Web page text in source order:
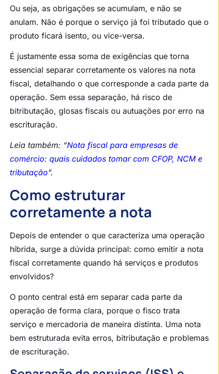
Ou seja, as obrigações se acumulam, e não se
anulam. Não é porque o serviço já foi tributado que o
produto ficará isento, ou vice-versa.
É justamente essa soma de exigências que torna
essencial separar corretamente os valores na nota
fiscal, detalhando o que corresponde a cada parte da
operação. Sem essa separação, há risco de
bitributação, glosas fiscais ou autuações por erro na
escrituração.
Leia também: “Nota fiscal para empresas de
comércio: quais cuidados tomar com CFOP, NCM e
tributação”.
Como estruturar
corretamente a nota
Depois de entender o que caracteriza uma operação
híbrida, surge a dúvida principal: como emitir a nota
fiscal corretamente quando há serviços e produtos
envolvidos?
O ponto central está em separar cada parte da
operação de forma clara, porque o fisco trata
serviço e mercadoria de maneira distinta. Uma nota
bem estruturada evita erros, bitributação e problemas
de escrituração.